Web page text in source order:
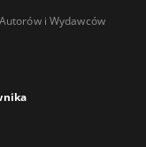
i Wydawców